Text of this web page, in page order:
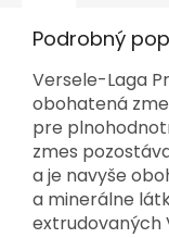
Podrobný
Versele-Laga
obohatená
pre
zmes
a je navyše
a minerálne
extrudovaných